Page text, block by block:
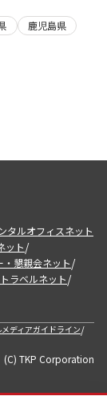
鹿児島県
タルオフィスネット
ット/
・懇親会ネット/
ラベルネット/
ディアガイドライン/
(C) TKP Corporation